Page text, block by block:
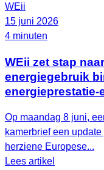
WEii
15 juni 2026
4 minuten
WEii zet stap
energiegebruik
energieprestatie-
Op maandag 8 juni,
kamerbrief een
herziene Europese...
Lees artikel